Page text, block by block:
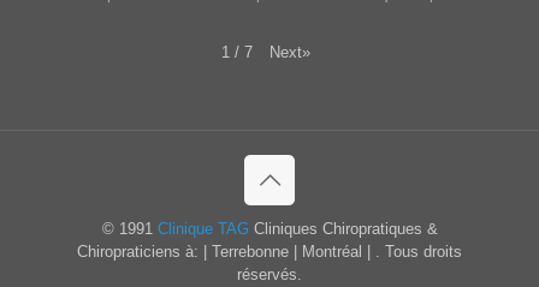
1 / 7 Next»
© 1991 Clinique TAG Cliniques Chiropratiques &
Chiropraticiens à: | Terrebonne | Montréal | . Tous droits
réservés.